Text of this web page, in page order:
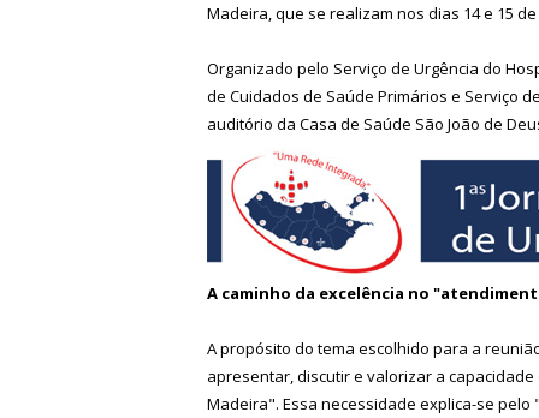
Madeira, que se realizam nos dias 14 e 15
Organizado pelo Serviço de Urgência do
de Cuidados de Saúde Primários e Serviço
auditório da Casa de Saúde São João de
A caminho da excelência no
A propósito do tema escolhido para a
apresentar, discutir e valorizar a
Madeira". Essa necessidade explica-se